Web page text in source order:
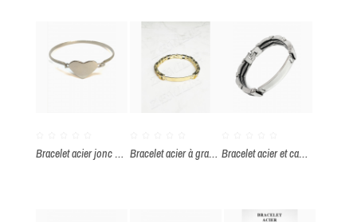
Bracelet acier jonc cœur à graver Bracelet acier à graver Bracelet acier et caoutchouc à graver